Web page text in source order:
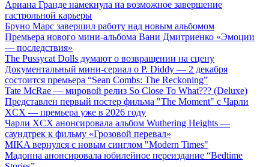
Ариана Гранде намекнула на возможное завершение
гастрольной карьеры
Бруно Марс завершил работу над новым альбомом
Премьера нового мини-альбома Вани Дмитриенко «Эмоции
— последствия»
The Pussycat Dolls думают о возвращении на сцену
Документальный мини-сериал о P. Diddy — 2 декабря
состоится премьера “Sean Combs: The Reckoning”
Tate McRae — мировой релиз So Close To What??? (Deluxe)
Представлен первый постер фильма "The Moment" с Чарли
XCX — премьера уже в 2026 году
Чарли XCX анонсировала альбом Wuthering Heights —
саундтрек к фильму «Грозовой перевал»
MIKA вернулся с новым синглом "Modern Times"
Мадонна анонсировала юбилейное переиздание “Bedtime